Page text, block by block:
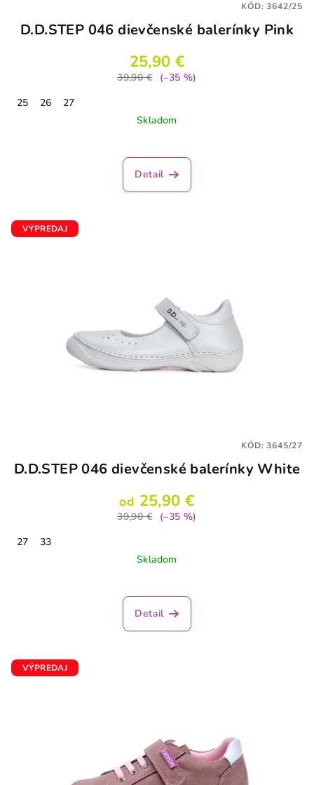
D.D.STEP 046 dievčenské balerínky Pink
25,90 €
39,90 €
(–35 %)
25
26
27
Skladom
Detail
KÓD:3642/25
VÝPREDAJ
D.D.STEP 046 dievčenské balerínky White
od 25,90 €
39,90 €
(–35 %)
27
33
Skladom
Detail
KÓD:3645/27
VÝPREDAJ